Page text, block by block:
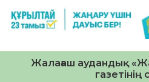
Жалағаш аудандық
газетінің